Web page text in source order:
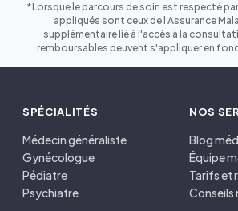
*Lorsque le parcours de soin est respecté
appliqués sont ceux de l'Assurance
supplémentaire lié à l'accès à la
remboursables peuvent s'appliquer en
SPÉCIALITÉS
Médecin généraliste
Gynécologue
Pédiatre
Psychiatre
NOS
Blog
Équipe
Tarifs et
Conseils